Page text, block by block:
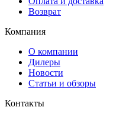
Возврат
Компания
О компании
Дилеры
Новости
Статьи и обзоры
Контакты